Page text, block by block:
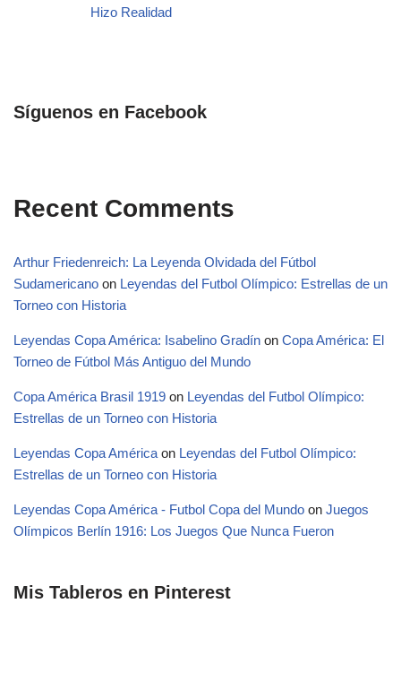
Hizo Realidad
Síguenos en Facebook
Recent Comments
Arthur Friedenreich: La Leyenda Olvidada del Fútbol
Sudamericano on Leyendas del Futbol Olímpico: Estrellas de un
Torneo con Historia
Leyendas Copa América: Isabelino Gradín on Copa América: El
Torneo de Fútbol Más Antiguo del Mundo
Copa América Brasil 1919 on Leyendas del Futbol Olímpico:
Estrellas de un Torneo con Historia
Leyendas Copa América on Leyendas del Futbol Olímpico:
Estrellas de un Torneo con Historia
Leyendas Copa América - Futbol Copa del Mundo on Juegos
Olímpicos Berlín 1916: Los Juegos Que Nunca Fueron
Mis Tableros en Pinterest